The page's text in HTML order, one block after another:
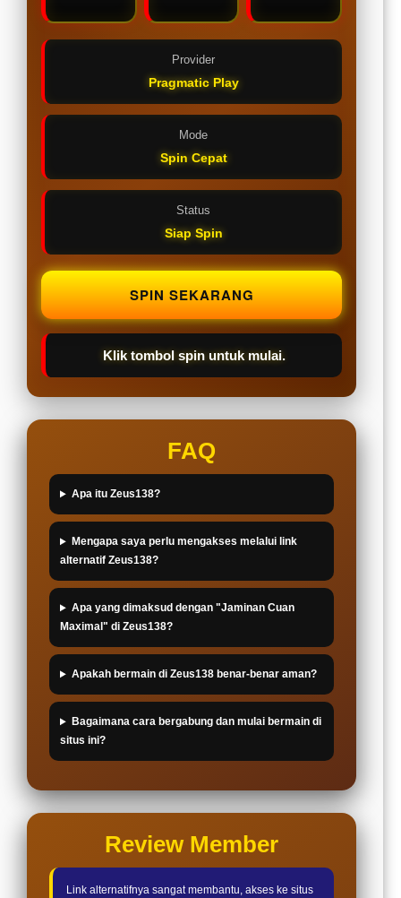
Provider
Pragmatic Play
Mode
Spin Cepat
Status
Siap Spin
SPIN SEKARANG
Klik tombol spin untuk mulai.
FAQ
Apa itu Zeus138?
Mengapa saya perlu mengakses melalui link
alternatif Zeus138?
Apa yang dimaksud dengan "Jaminan Cuan
Maximal" di Zeus138?
Apakah bermain di Zeus138 benar-benar aman?
Bagaimana cara bergabung dan mulai bermain di
situs ini?
Review Member
Link alternatifnya sangat membantu, akses ke situs